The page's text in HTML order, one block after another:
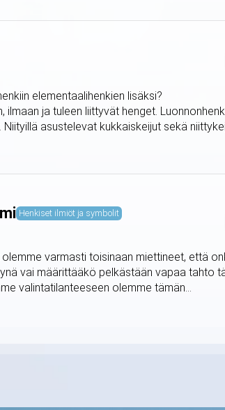
elementaalihenkien lisäksi?
ilmaan ja tuleen liittyvät henget.
asustelevat kukkaiskeijut sekä
Henkiset ilmiöt ja symbolit
varmasti toisinaan miettineet, että
vai määrittääkö pelkästään vapaa tahto
valintatilanteeseen olemme tämän...